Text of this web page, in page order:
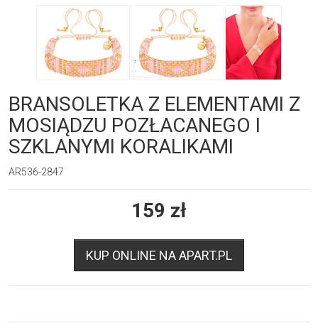
BRANSOLETKA Z ELEMENTAMI Z
MOSIĄDZU POZŁACANEGO I
SZKLANYMI KORALIKAMI
AR536-2847
159 zł
KUP ONLINE NA APART.PL